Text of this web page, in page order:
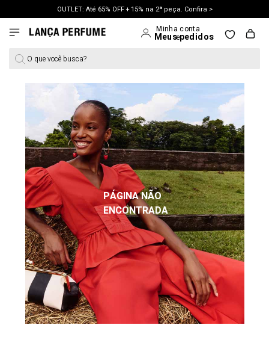
OUTLET: Até 65% OFF + 15% na 2ª peça. Confira >
LANÇAMENTO PRIMAVERA 27. Clique e aproveite.
O que você busca?
PÁGINA NÃO
ENCONTRADA